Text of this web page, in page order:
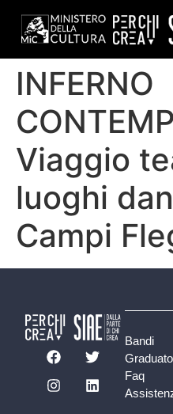
INFERNO
Viaggio
luoghi
Campi
Bandi
Faq